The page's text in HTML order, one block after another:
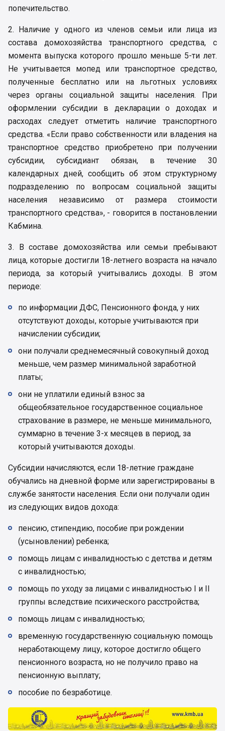
попечительство.
2. Наличие у одного из членов семьи или лица из
состава домохозяйства транспортного средства, с
момента выпуска которого прошло меньше 5-ти лет.
Не учитывается мопед или транспортное средство,
полученные бесплатно или на льготных условиях
через органы социальной защиты населения. При
оформлении субсидии в декларации о доходах и
расходах следует отметить наличие транспортного
средства. «Если право собственности или владения на
транспортное средство приобретено при получении
субсидии, субсидиант обязан, в течение 30
календарных дней, сообщить об этом структурному
подразделению по вопросам социальной защиты
населения независимо от размера стоимости
транспортного средства», - говорится в постановлении
Кабмина.
3. В составе домохозяйства или семьи пребывают
лица, которые достигли 18-летнего возраста на начало
периода, за который учитывались доходы. В этом
периоде:
по информации ДФС, Пенсионного фонда, у них
отсутствуют доходы, которые учитываются при
начислении субсидии;
они получали среднемесячный совокупный доход
меньше, чем размер минимальной заработной
платы;
они не уплатили единый взнос за
общеобязательное государственное социальное
страхование в размере, не меньше минимального,
суммарно в течение 3-х месяцев в период, за
который учитываются доходы.
Субсидии начисляются, если 18-летние граждане
обучались на дневной форме или зарегистрированы в
службе занятости населения. Если они получали один
из следующих видов дохода:
пенсию, стипендию, пособие при рождении
(усыновлении) ребенка;
помощь лицам с инвалидностью с детства и детям
с инвалидностью;
помощь по уходу за лицами с инвалидностью I и II
группы вследствие психического расстройства;
помощь лицам с инвалидностью;
временную государственную социальную помощь
неработающему лицу, которое достигло общего
пенсионного возраста, но не получило право на
пенсионную выплату;
пособие по безработице.